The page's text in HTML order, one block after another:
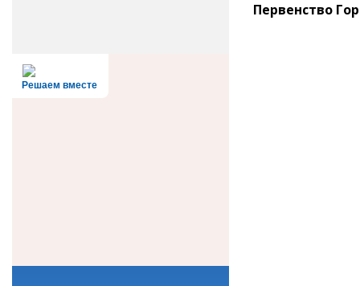
Решаем вместе
Первенство